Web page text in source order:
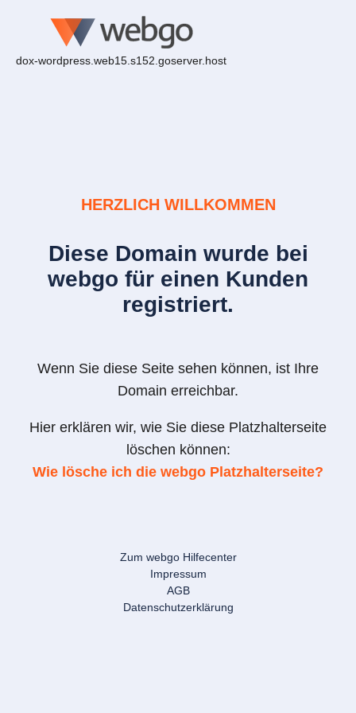
dox-wordpress.web15.s152.goserver.host
HERZLICH WILLKOMMEN
Diese Domain wurde bei
webgo für einen Kunden
registriert.
Wenn Sie diese Seite sehen können, ist Ihre
Domain erreichbar.
Hier erklären wir, wie Sie diese Platzhalterseite
löschen können:
Wie lösche ich die webgo Platzhalterseite?
Zum webgo Hilfecenter
Impressum
AGB
Datenschutzerklärung